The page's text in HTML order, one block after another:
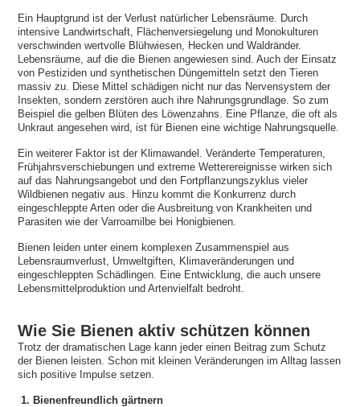
Ein Hauptgrund ist der Verlust natürlicher Lebensräume. Durch
intensive Landwirtschaft, Flächenversiegelung und Monokulturen
verschwinden wertvolle Blühwiesen, Hecken und Waldränder.
Lebensräume, auf die die Bienen angewiesen sind. Auch der Einsatz
von Pestiziden und synthetischen Düngemitteln setzt den Tieren
massiv zu. Diese Mittel schädigen nicht nur das Nervensystem der
Insekten, sondern zerstören auch ihre Nahrungsgrundlage. So zum
Beispiel die gelben Blüten des Löwenzahns. Eine Pflanze, die oft als
Unkraut angesehen wird, ist für Bienen eine wichtige Nahrungsquelle.
Ein weiterer Faktor ist der Klimawandel. Veränderte Temperaturen,
Frühjahrsverschiebungen und extreme Wetterereignisse wirken sich
auf das Nahrungsangebot und den Fortpflanzungszyklus vieler
Wildbienen negativ aus. Hinzu kommt die Konkurrenz durch
eingeschleppte Arten oder die Ausbreitung von Krankheiten und
Parasiten wie der Varroamilbe bei Honigbienen.
Bienen leiden unter einem komplexen Zusammenspiel aus
Lebensraumverlust, Umweltgiften, Klimaveränderungen und
eingeschleppten Schädlingen. Eine Entwicklung, die auch unsere
Lebensmittelproduktion und Artenvielfalt bedroht.
Wie Sie Bienen aktiv schützen können
Trotz der dramatischen Lage kann jeder einen Beitrag zum Schutz
der Bienen leisten. Schon mit kleinen Veränderungen im Alltag lassen
sich positive Impulse setzen.
1. Bienenfreundlich gärtnern